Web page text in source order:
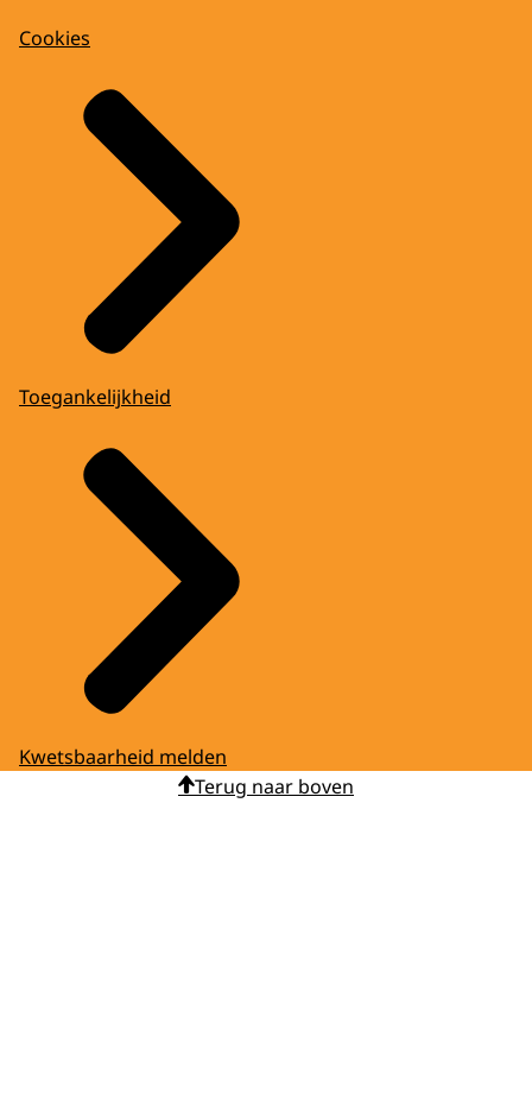
Cookies
Toegankelijkheid
Kwetsbaarheid melden
Terug naar boven